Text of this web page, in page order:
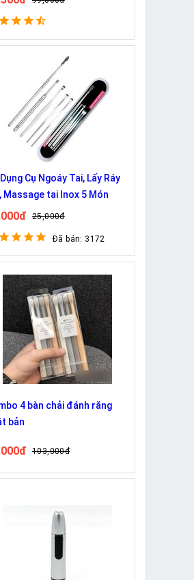
Cụ Ngoáy Tai, Lấy Ráy
Massage tai Inox 5 Món
25,000đ
Đã bán: 3172
4 bàn chải đánh răng
bản
103,000đ